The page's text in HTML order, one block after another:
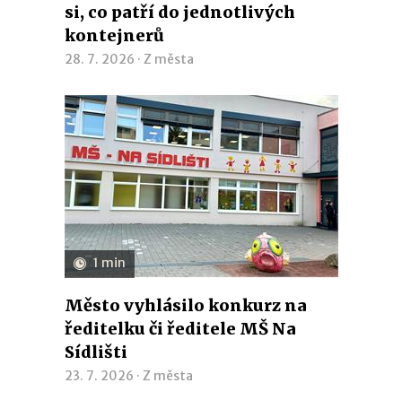
si, co patří do jednotlivých
kontejnerů
28. 7. 2026 · Z města
1 min
Město vyhlásilo konkurz na
ředitelku či ředitele MŠ Na
Sídlišti
23. 7. 2026 · Z města